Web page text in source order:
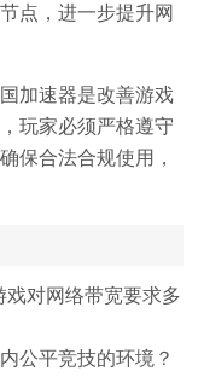
点，进一步提升网
加速器是改善游戏
玩家必须严格遵守
保合法合规使用，
戏对网络带宽要求多
公平竞技的环境？